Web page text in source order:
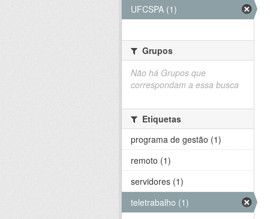
UFCSPA (1)
Grupos
Não há Grupos que
correspondam a essa busca
Etiquetas
programa de gestão (1)
remoto (1)
servidores (1)
teletrabalho (1)